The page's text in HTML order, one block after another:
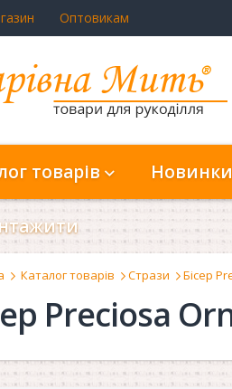
Оптовикам
товарів Новинки
Каталог товарів Стрази Бісер
Preciosa